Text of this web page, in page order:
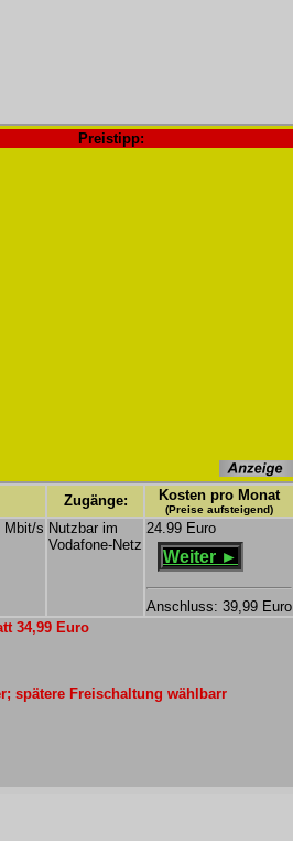
Preistipp:
Zugänge: Kosten pro Monat
(Preise aufsteigend)
Mbit/s Nutzbar im
Vodafone-Netz
24.99 Euro
Weiter ►
Anschluss: 39,99 Euro
34,99 Euro
spätere Freischaltung wählbarr